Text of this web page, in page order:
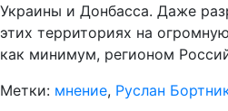
Украины и Донбасса. Даже
этих территориях на
как минимум, регионом
Метки: мнение, Руслан